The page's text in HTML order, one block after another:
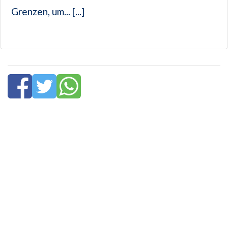
Grenzen, um... [...]